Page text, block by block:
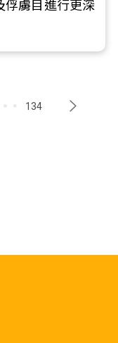
俘虜目進行更深
134